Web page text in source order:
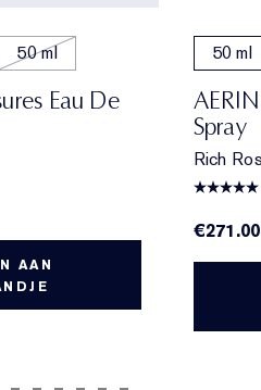
50 ml
Eau De
AAN
50 ml
Spray
Rich
€271.00